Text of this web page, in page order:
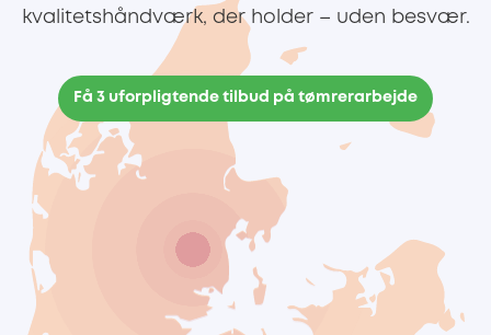
kvalitetshåndværk, der holder – uden besvær.
Få 3 uforpligtende tilbud på tømrerarbejde